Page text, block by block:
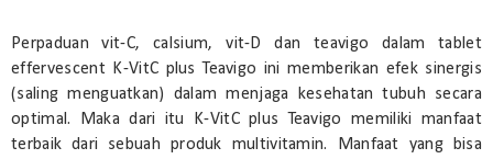
Perpaduan vit-C, calsium, vit-D dan teavigo dalam tablet
effervescent K-VitC plus Teavigo ini memberikan efek sinergis
(saling menguatkan) dalam menjaga kesehatan tubuh secara
optimal. Maka dari itu K-VitC plus Teavigo memiliki manfaat
terbaik dari sebuah produk multivitamin. Manfaat yang bisa